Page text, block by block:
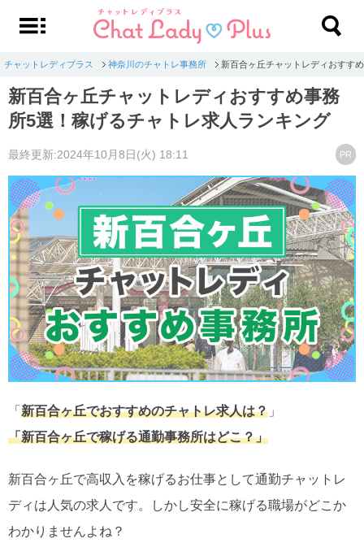
チャットレディプラス 神奈川のチャトレ事務所 新百合ヶ丘チャットレディおすす
新百合ヶ丘チャットレディおすすめ事務
所5選！稼げるチャトレ求人ランキング
最終更新:2024年10月8日(火) 18:11 PR
「 新百合ヶ丘でおすすめのチャトレ求人は？ 」
「新百合ヶ丘で稼げる通勤事務所はどこ？」
新百合ヶ丘で高収入を稼げるお仕事として通勤チャットレ
ディは人気の求人です。しかし安全に稼げる職場がどこか
わかりませんよね？